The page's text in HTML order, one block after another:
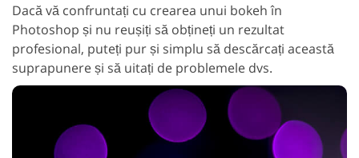
Dacă vă confruntați cu crearea unui bokeh în
Photoshop și nu reușiți să obțineți un rezultat
profesional, puteți pur și simplu să descărcați această
suprapunere și să uitați de problemele dvs.